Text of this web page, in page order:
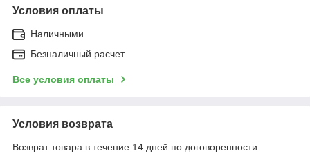
Условия оплаты
Наличными
Безналичный расчет
Все условия оплаты
Условия возврата
Возврат товара в течение 14 дней по договоренности